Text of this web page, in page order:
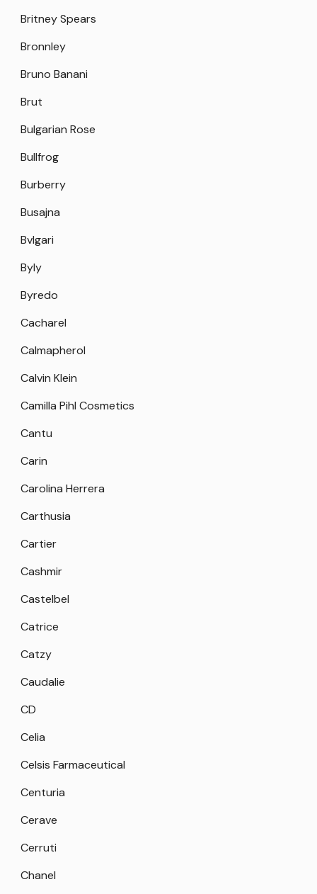
Britney Spears
Bronnley
Bruno Banani
Brut
Bulgarian Rose
Bullfrog
Burberry
Busajna
Bvlgari
Byly
Byredo
Cacharel
Calmapherol
Calvin Klein
Camilla Pihl Cosmetics
Cantu
Carin
Carolina Herrera
Carthusia
Cartier
Cashmir
Castelbel
Catrice
Catzy
Caudalie
CD
Celia
Celsis Farmaceutical
Centuria
Cerave
Cerruti
Chanel